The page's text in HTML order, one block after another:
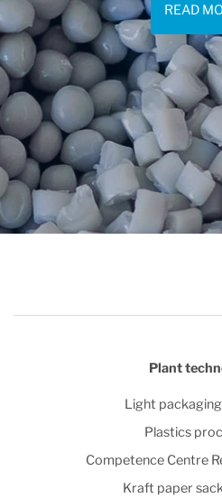
READ
Plant
Light
Plastics
Competence Centre
Kraft paper